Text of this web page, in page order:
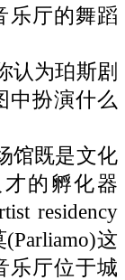
厅的舞蹈
认为珀斯剧
中扮演什么
馆既是文化
的孵化器
residency
这
乐厅位于城